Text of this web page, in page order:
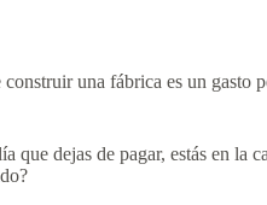
una fábrica es un gasto
que dejas de pagar, estás en la